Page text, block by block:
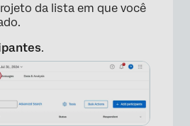
da lista em que você
.